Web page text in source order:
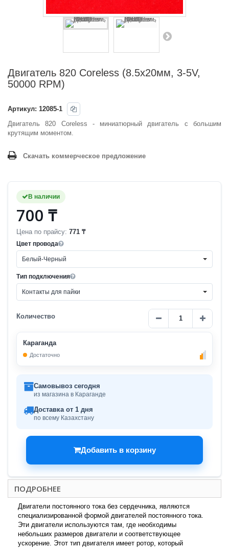
Двигатель 820 Coreless (8.5x20мм, 3-5V,
50000 RPM)
Артикул: 12085-1
Двигатель 820 Coreless - миниатюрный двигатель с большим
крутящим моментом.
Скачать коммерческое предложение
В наличии
700 ₸
Цена по прайсу: 771 ₸
Цвет провода
Белый-Черный
Тип подключения
Контакты для пайки
Количество
Караганда
Достаточно
Самовывоз сегодня
из магазина в Караганде
Доставка от 1 дня
по всему Казахстану
Добавить в корзину
ПОДРОБНЕЕ
Двигатели постоянного тока без сердечника, являются
специализированной формой двигателей постоянного тока.
Эти двигатели используются там, где необходимы
небольших размеров двигатели и соответствующее
ускорение. Этот тип двигателя имеет ротор, который